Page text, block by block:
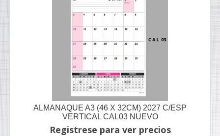
ALMANAQUE A3 (46 X 32CM) 2027 C/ESP
VERTICAL CAL03 NUEVO
Registrese para ver precios